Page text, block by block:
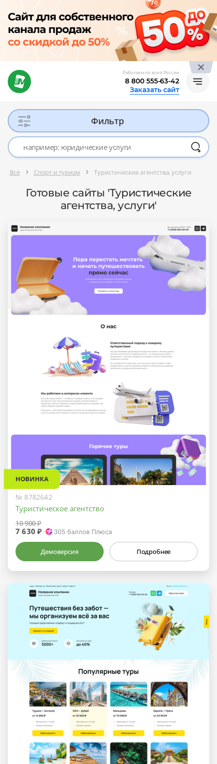
Работаем по всей России
8 800 555-63-42
Заказать сайт
Фильтр
Все Спорт и туризм Туристические агентства, услуги
Готовые сайты 'Туристические
агентства, услуги'
НОВИНКА
№ 8782642
Туристическое агентство
10 900 ₽
7 630 ₽ 305 баллов Плюса
Демоверсия Подробнее